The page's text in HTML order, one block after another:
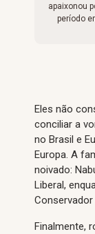
apaixonou
período
Eles não
conciliar a
no Brasil e
Europa. A
noivado:
Liberal,
Finalmente,